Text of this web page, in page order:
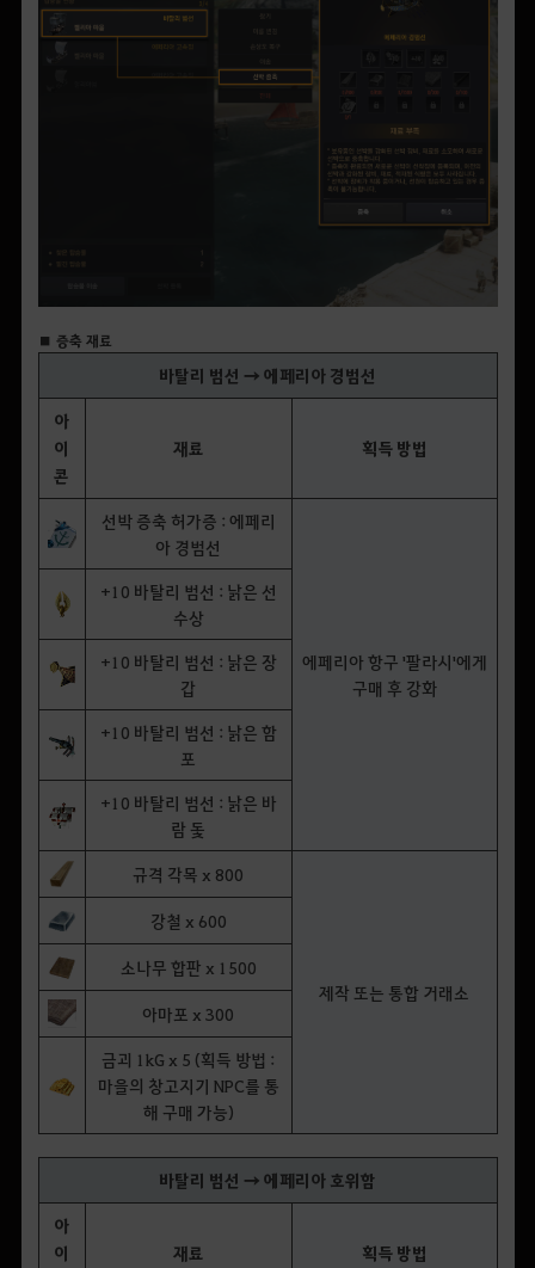
■ 증축 재료
바탈리 범선 → 에페리아 경범선
아
이
콘
재료 획득 방법
선박 증축 허가증 : 에페리
아 경범선
에페리아 항구 '팔라시'에게
구매 후 강화
+10 바탈리 범선 : 낡은 선
수상
+10 바탈리 범선 : 낡은 장
갑
+10 바탈리 범선 : 낡은 함
포
+10 바탈리 범선 : 낡은 바
람 돛
규격 각목 x 800
제작 또는 통합 거래소
강철 x 600
소나무 합판 x 1500
아마포 x 300
금괴 1kG x 5 (획득 방법 :
마을의 창고지기 NPC를 통
해 구매 가능)
바탈리 범선 → 에페리아 호위함
아
이
재료 획득 방법